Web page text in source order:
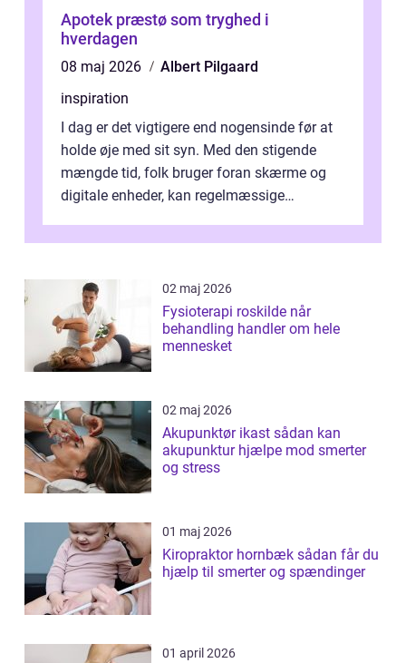
Apotek præstø som tryghed i
hverdagen
08 maj 2026
Albert Pilgaard
inspiration
I dag er det vigtigere end nogensinde før at
holde øje med sit syn. Med den stigende
mængde tid, folk bruger foran skærme og
digitale enheder, kan regelmæssige
02 maj 2026
Fysioterapi roskilde når
behandling handler om hele
mennesket
02 maj 2026
Akupunktør ikast sådan kan
akupunktur hjælpe mod smerter
og stress
01 maj 2026
Kiropraktor hornbæk sådan får du
hjælp til smerter og spændinger
01 april 2026